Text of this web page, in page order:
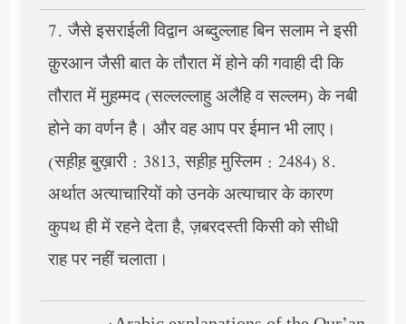
7. जैसे इसराईली विद्वान अब्दुल्लाह बिन सलाम ने इसी
क़ुरआन जैसी बात के तौरात में होने की गवाही दी कि
तौरात में मुह़म्मद (सल्लल्लाहु अलैहि व सल्लम) के नबी
होने का वर्णन है। और वह आप पर ईमान भी लाए।
(सह़ीह़ बुख़ारी : 3813, सह़ीह़ मुस्लिम : 2484) 8.
अर्थात अत्याचारियों को उनके अत्याचार के कारण
कुपथ ही में रहने देता है, ज़बरदस्ती किसी को सीधी
राह पर नहीं चलाता।